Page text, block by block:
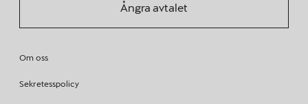
Ångra avtalet
Om oss
Sekretesspolicy